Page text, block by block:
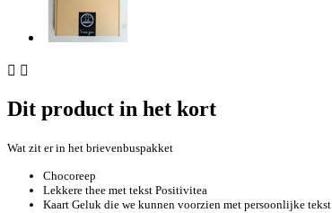
 
Dit product in het kort
Wat zit er in het brievenbuspakket
Chocoreep
Lekkere thee met tekst Positivitea
Kaart Geluk die we kunnen voorzien met persoonlijke tekst